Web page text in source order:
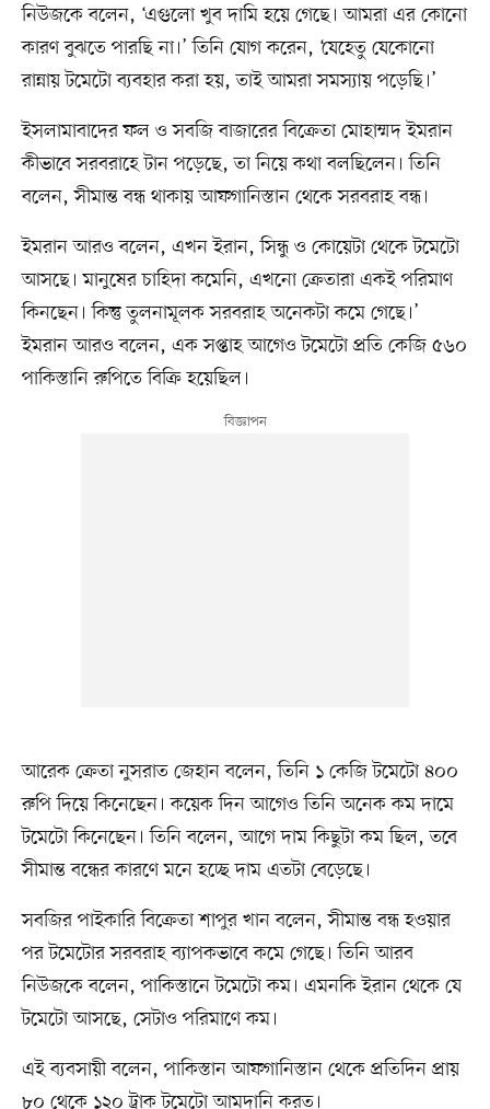
নিউজকে বলেন, ‘এগুলো খুব দামি হয়ে গেছে। আমরা এর কোনো
কারণ বুঝতে পারছি না।’ তিনি যোগ করেন, ‘যেহেতু যেকোনো
রান্নায় টমেটো ব্যবহার করা হয়, তাই আমরা সমস্যায় পড়েছি।’
ইসলামাবাদের ফল ও সবজি বাজারের বিক্রেতা মোহাম্মদ ইমরান
কীভাবে সরবরাহে টান পড়েছে, তা নিয়ে কথা বলছিলেন। তিনি
বলেন, সীমান্ত বন্ধ থাকায় আফগানিস্তান থেকে সরবরাহ বন্ধ।
ইমরান আরও বলেন, এখন ইরান, সিন্ধু ও কোয়েটা থেকে টমেটো
আসছে। মানুষের চাহিদা কমেনি, এখনো ক্রেতারা একই পরিমাণ
কিনছেন। কিন্তু তুলনামূলক সরবরাহ অনেকটা কমে গেছে।’
ইমরান আরও বলেন, এক সপ্তাহ আগেও টমেটো প্রতি কেজি ৫৬০
পাকিস্তানি রুপিতে বিক্রি হয়েছিল।
আরেক ক্রেতা নুসরাত জেহান বলেন, তিনি ১ কেজি টমেটো ৪০০
রুপি দিয়ে কিনেছেন। কয়েক দিন আগেও তিনি অনেক কম দামে
টমেটো কিনেছেন। তিনি বলেন, আগে দাম কিছুটা কম ছিল, তবে
সীমান্ত বন্ধের কারণে মনে হচ্ছে দাম এতটা বেড়েছে।
সবজির পাইকারি বিক্রেতা শাপুর খান বলেন, সীমান্ত বন্ধ হওয়ার
পর টমেটোর সরবরাহ ব্যাপকভাবে কমে গেছে। তিনি আরব
নিউজকে বলেন, পাকিস্তানে টমেটো কম। এমনকি ইরান থেকে যে
টমেটো আসছে, সেটাও পরিমাণে কম।
এই ব্যবসায়ী বলেন, পাকিস্তান আফগানিস্তান থেকে প্রতিদিন প্রায়
৮০ থেকে ১২০ ট্রাক টমেটো আমদানি করত।